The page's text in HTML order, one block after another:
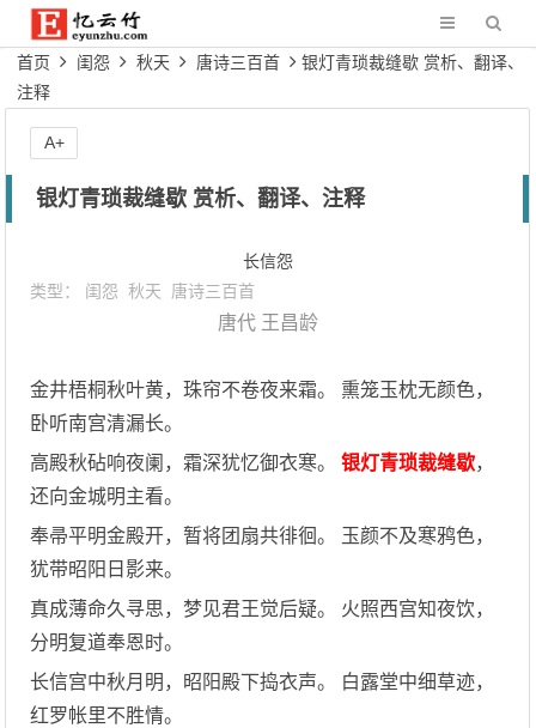
首页 闺怨 秋天 唐诗三百首
银灯青琐裁缝歇 赏析、翻译、
注释
银灯青琐裁缝歇 赏析、翻译、注释
长信怨
类型： 闺怨 秋天 唐诗三百首
唐代 王昌龄
金井梧桐秋叶黄，珠帘不卷夜来霜。 熏笼玉枕无颜色，
卧听南宫清漏长。
高殿秋砧响夜阑，霜深犹忆御衣寒。银灯青琐裁缝歇，
还向金城明主看。
奉帚平明金殿开，暂将团扇共徘徊。 玉颜不及寒鸦色，
犹带昭阳日影来。
真成薄命久寻思，梦见君王觉后疑。 火照西宫知夜饮，
分明复道奉恩时。
长信宫中秋月明，昭阳殿下捣衣声。 白露堂中细草迹，
红罗帐里不胜情。
A+